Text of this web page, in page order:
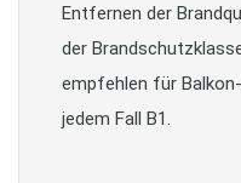
Entfernen der
der
empfehlen für
jedem Fall B1.